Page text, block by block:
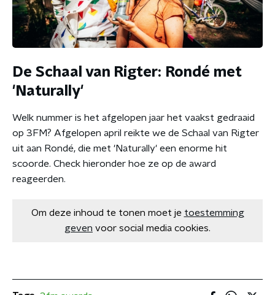
De Schaal van Rigter: Rondé met
'Naturally'
Welk nummer is het afgelopen jaar het vaakst gedraaid
op 3FM? Afgelopen april reikte we de Schaal van Rigter
uit aan Rondé, die met 'Naturally' een enorme hit
scoorde. Check hieronder hoe ze op de award
reageerden.
Om deze inhoud te tonen moet je toestemming
geven voor social media cookies.